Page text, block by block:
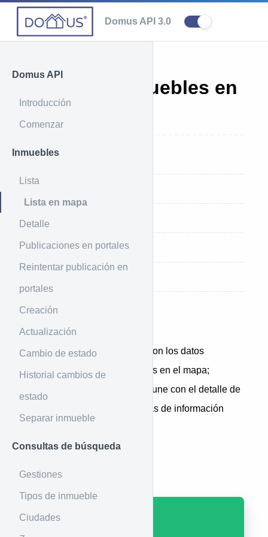
Domus API 3.0
Domus API
Introducción
Comenzar
Inmuebles
Lista
Lista en mapa
Detalle
Publicaciones en portales
Reintentar publicación en
portales
Creación
Actualización
Cambio de estado
Historial cambios de
estado
Separar inmueble
Consultas de búsqueda
Gestiones
Tipos de inmueble
Ciudades
Lista de Inmuebles en
mapa
Ejemplo de respuesta
Parámetros que recibe
Introducción
Esta es la lista de inmuebles con los datos
necesarios para mostrar puntos en el mapa;
generalmente este método se une con el detalle de
inmueble para mostrar burbujas de información
Ejemplo de uso
GET